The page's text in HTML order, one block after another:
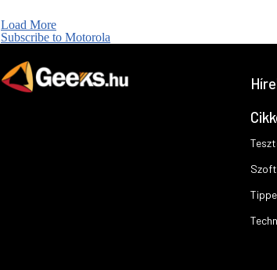
Load More
Subscribe to Motorola